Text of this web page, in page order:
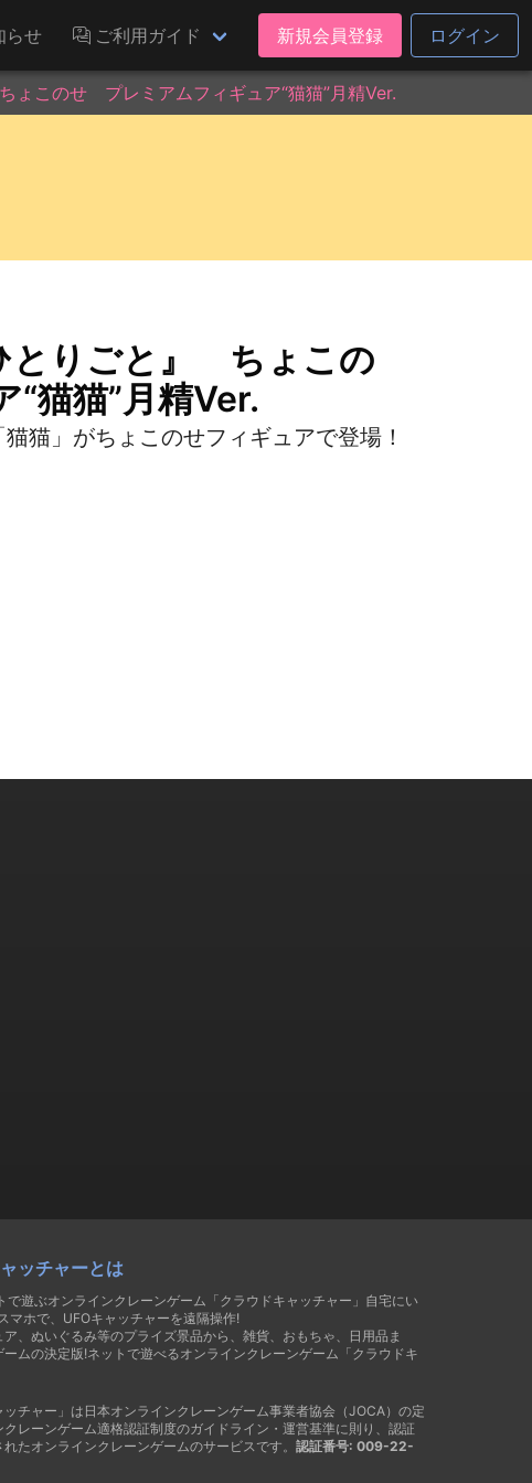
らせ ご利用ガイド 新規会員登録 ログイン
ょこのせ プレミアムフィギュア“猫猫”月精Ver.
とりごと』 ちょこの
猫猫”月精Ver.
猫」がちょこのせフィギュアで登場！
ッチャーとは
で遊ぶオンラインクレーンゲーム「クラウドキャッチャー」自宅にい
マホで、UFOキャッチャーを遠隔操作!
ア、ぬいぐるみ等のプライズ景品から、雑貨、おもちゃ、日用品ま
ームの決定版!ネットで遊べるオンラインクレーンゲーム「クラウドキ
ッチャー」は日本オンラインクレーンゲーム事業者協会（JOCA）の定
レーンゲーム適格認証制度のガイドライン・運営基準に則り、認証
たオンラインクレーンゲームのサービスです。 認証番号: 009-22-